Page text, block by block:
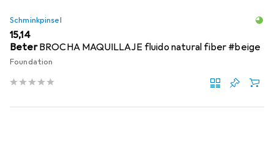
Schminkpinsel
EUR
15,14
Beter BROCHA MAQUILLAJE fluido natural fiber #beige
Foundation